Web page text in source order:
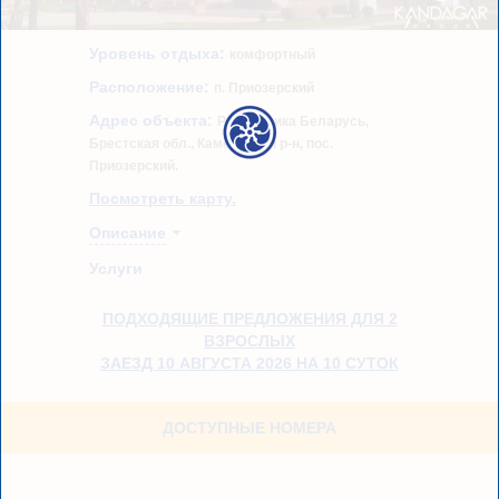
Уровень отдыха:
Расположение:
Адрес объекта:
Республика Беларусь,
Брестская обл., Каменецкий р-н, пос.
Посмотреть карту.
Описание
Услуги
ПОДХОДЯЩИЕ ПРЕДЛОЖЕНИЯ ДЛЯ 2
ВЗРОСЛЫХ
ЗАЕЗД 10 АВГУСТА 2026 НА 10 СУТОК
ДОСТУПНЫЕ НОМЕРА